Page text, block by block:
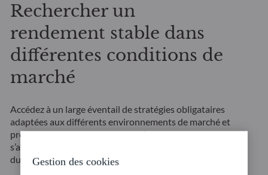
Rechercher un
rendement stable dans
différentes conditions de
marché
Accédez à un large éventail de stratégies obligataires
adaptées aux différents environnements de marché et
profils de risque. Nos solutions d’investissement
s’appuient sur une analyse fondamentale approfondie
du crédit et font une large part à la gestion des risques.
Gestion des cookies